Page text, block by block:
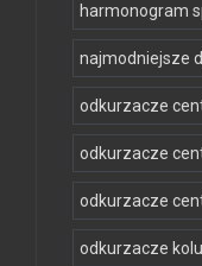
harmonogram
najmodniejsze
odkurzacze
odkurzacze
odkurzacze
odkurzacze